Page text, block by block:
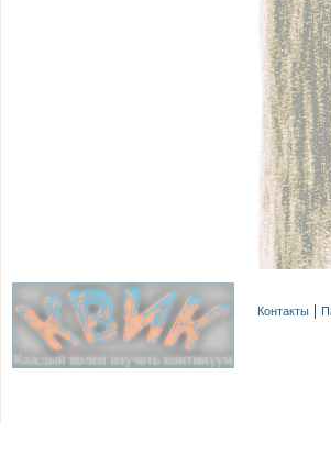
Контакты